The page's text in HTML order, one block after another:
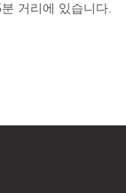
거리에 있습니다.